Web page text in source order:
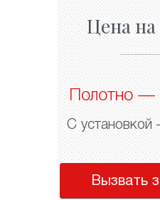
Цена
Полотно —
С
Вызвать